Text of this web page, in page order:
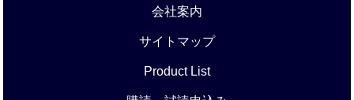
会社案内
サイトマップ
Product List